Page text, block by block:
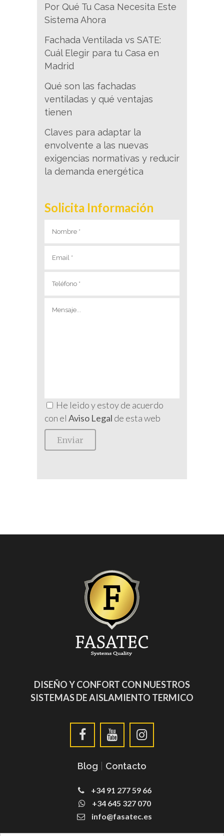
Por Qué Tu Casa Necesita Este
Sistema Ahora
Fachada Ventilada vs SATE:
Cuál Elegir para tu Casa en
Madrid
Qué son las fachadas
ventiladas y qué ventajas
tienen
Claves para adaptar la
envolvente a las nuevas
exigencias normativas y reducir
la demanda energética
Solicita Información
He leido y estoy de acuerdo
con el Aviso Legal de esta web
DISEÑO Y CONFORT CON NUESTROS
SISTEMAS DE AISLAMIENTO TERMICO
Blog Contacto
+34 91 277 59 66
+34 645 327 070
info@fasatec.es